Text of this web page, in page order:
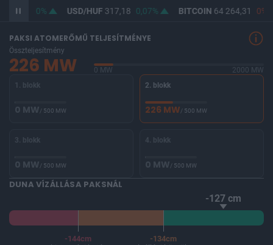
365,43 0% USD/HUF317,18 0,07% BITCOIN64 264,31 0%
PAKSI ATOMERŐMŰ TELJESÍTMÉNYE
Összteljesítmény
226 MW 0 MW
2000 MW
1. blokk
0 MW/ 500 MW
2. blokk
226 MW/ 500 MW
3. blokk
0 MW/ 500 MW
4. blokk
0 MW/ 500 MW
DUNA VÍZÁLLÁSA PAKSNÁL
-127 cm
-144cm
-134cm